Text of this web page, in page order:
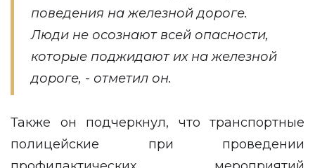
поведения на железной дороге.
Люди не осознают всей опасности,
которые поджидают их на железной
дороге, - отметил он.
Также он подчеркнул, что транспортные
полицейские при проведении